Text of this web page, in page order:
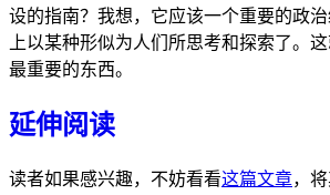
设的指南？我想，它应该一个重要的政
上以某种形似为人们所思考和探索了。
最重要的东西。
延伸阅读
读者如果感兴趣，不妨看看这篇文章，